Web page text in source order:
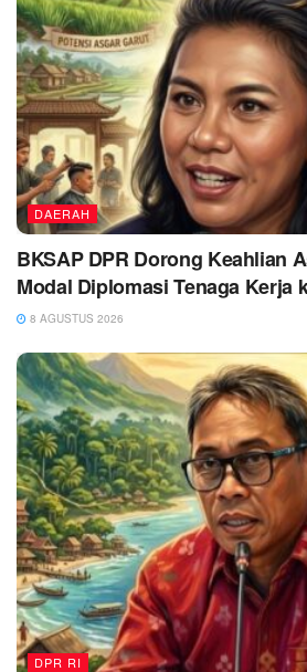
DAERAH
BKSAP DPR Dorong Keahlian
Modal Diplomasi Tenaga Kerja
8 AGUSTUS 2026
DPR RI